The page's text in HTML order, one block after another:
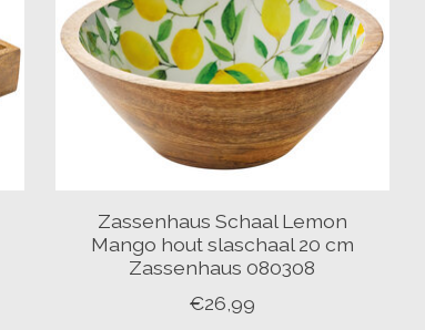
Zassenhaus Schaal Lemon
Mango hout slaschaal 20 cm
Zassenhaus 080308
€26,99